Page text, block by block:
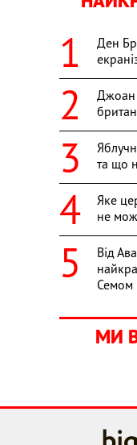
Ден
Джоан
та що
Яке
не
Від
Семом
МИ